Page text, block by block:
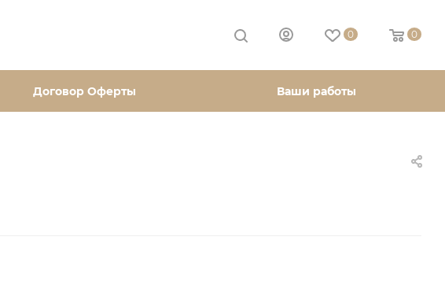
0 0
Договор Оферты Ваши работы